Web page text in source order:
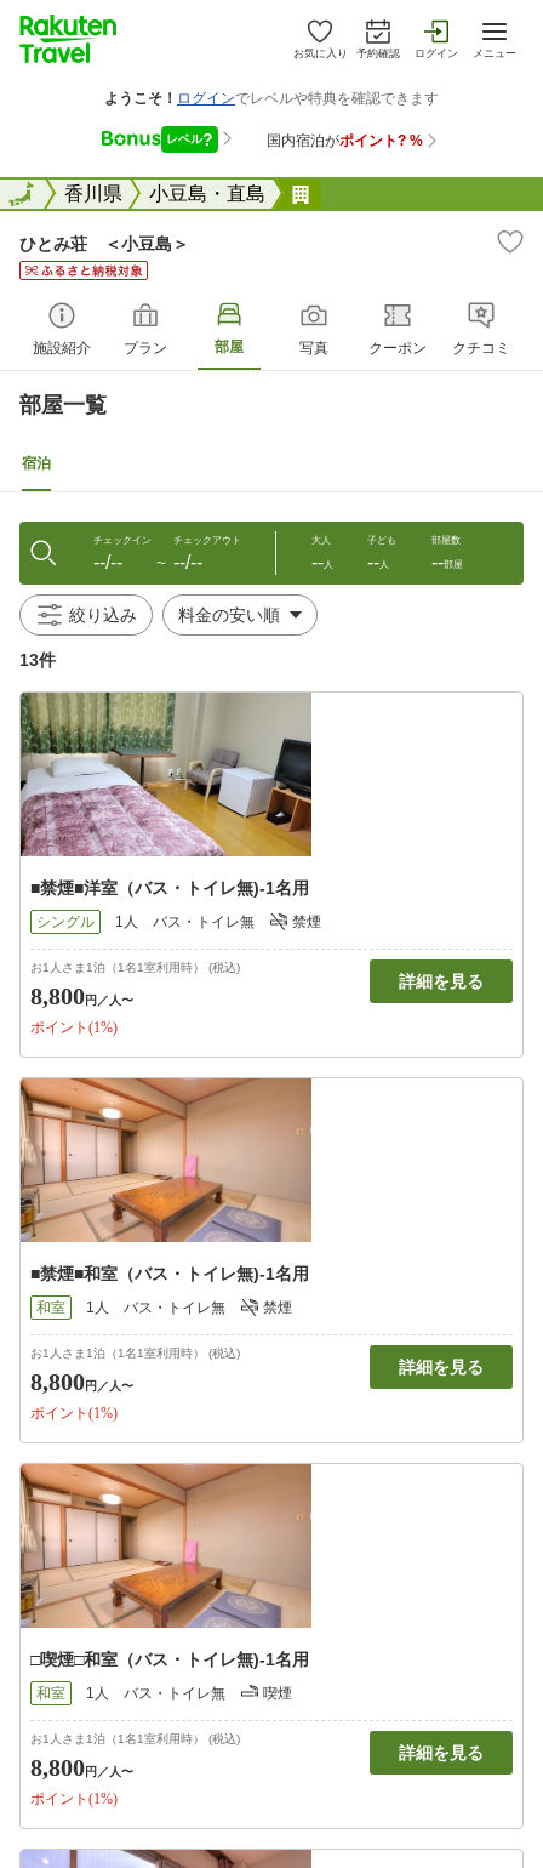
お気に入り 予約確認 ログイン メニュー
全国香川県 小豆島・直島
全国
ひとみ荘 ＜小豆島＞
施設紹介 プラン 部屋 写真 クーポン クチコミ
部屋一覧
宿泊
チェックイン
--/-- 〜
チェックアウト
--/--
大人
--人
子ども
--人
部屋数
--部屋
絞り込み
13件
■禁煙■洋室（バス・トイレ無)-1名用
シングル 1人 バス・トイレ無 禁煙
お1人さま1泊（1名1室利用時） (税込)
8,800円 ／人〜
ポイント(1%)
詳細を見る
■禁煙■和室（バス・トイレ無)-1名用
和室 1人 バス・トイレ無 禁煙
お1人さま1泊（1名1室利用時） (税込)
8,800円 ／人〜
ポイント(1%)
詳細を見る
□喫煙□和室（バス・トイレ無)-1名用
和室 1人 バス・トイレ無 喫煙
お1人さま1泊（1名1室利用時） (税込)
8,800円 ／人〜
ポイント(1%)
詳細を見る